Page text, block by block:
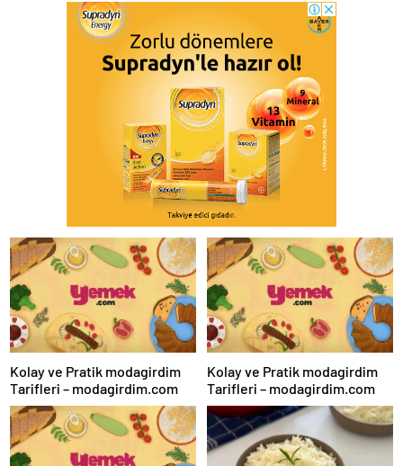
Kolay ve Pratik modagirdim
Tarifleri – modagirdim.com
Kolay ve Pratik modagirdim
Tarifleri – modagirdim.com